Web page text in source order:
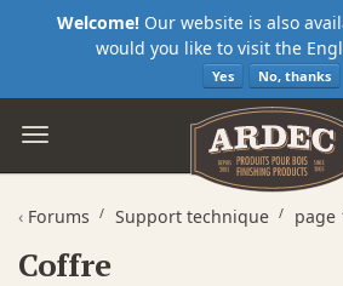
Welcome! Our website is also
would you like to visit the
Yes No, thanks
‹ Forums Support technique page
Coffre